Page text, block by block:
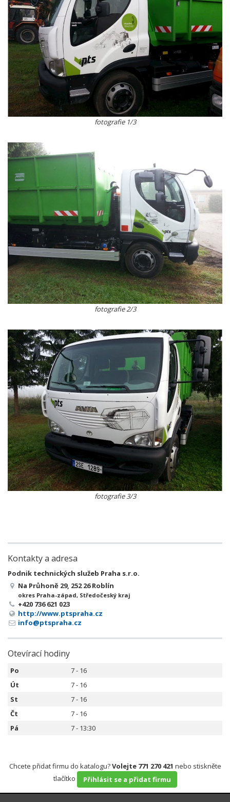
fotografie 1/3
fotografie 2/3
fotografie 3/3
Kontakty a adresa
Podnik technických služeb Praha s.r.o.
Na Průhoně 29, 252 26 Roblín
okres Praha-západ, Středočeský kraj
+420 736 621 023
http://www.ptspraha.cz
info@ptspraha.cz
Otevírací hodiny
Po
7 - 16
Út
7 - 16
St
7 - 16
Čt
7 - 16
Pá
7 - 13:30
Chcete přidat firmu do katalogu?Volejte 771 270 421 nebo stiskněte
tlačítko
Přihlásit se a přidat firmu